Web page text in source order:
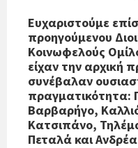
Ευχαριστούμε
προηγούμενου
Κοινωφελούς
είχαν την αρχική
συνέβαλαν
πραγματικότητα:
Βαρβαρήγο,
Κατσιπάνο,
Πεταλά και